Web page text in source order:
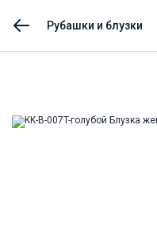
Рубашки и блузки